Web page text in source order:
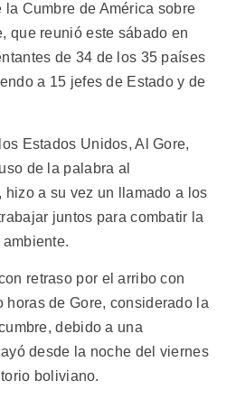
Cumbre de América sobre
que reunió este sábado en
de 34 de los 35 países
a 15 jefes de Estado y de
Estados Unidos, Al Gore,
de la palabra al
hizo a su vez un llamado a los
juntos para combatir la
retraso por el arribo con
horas de Gore, considerado la
debido a una
desde la noche del viernes
boliviano.